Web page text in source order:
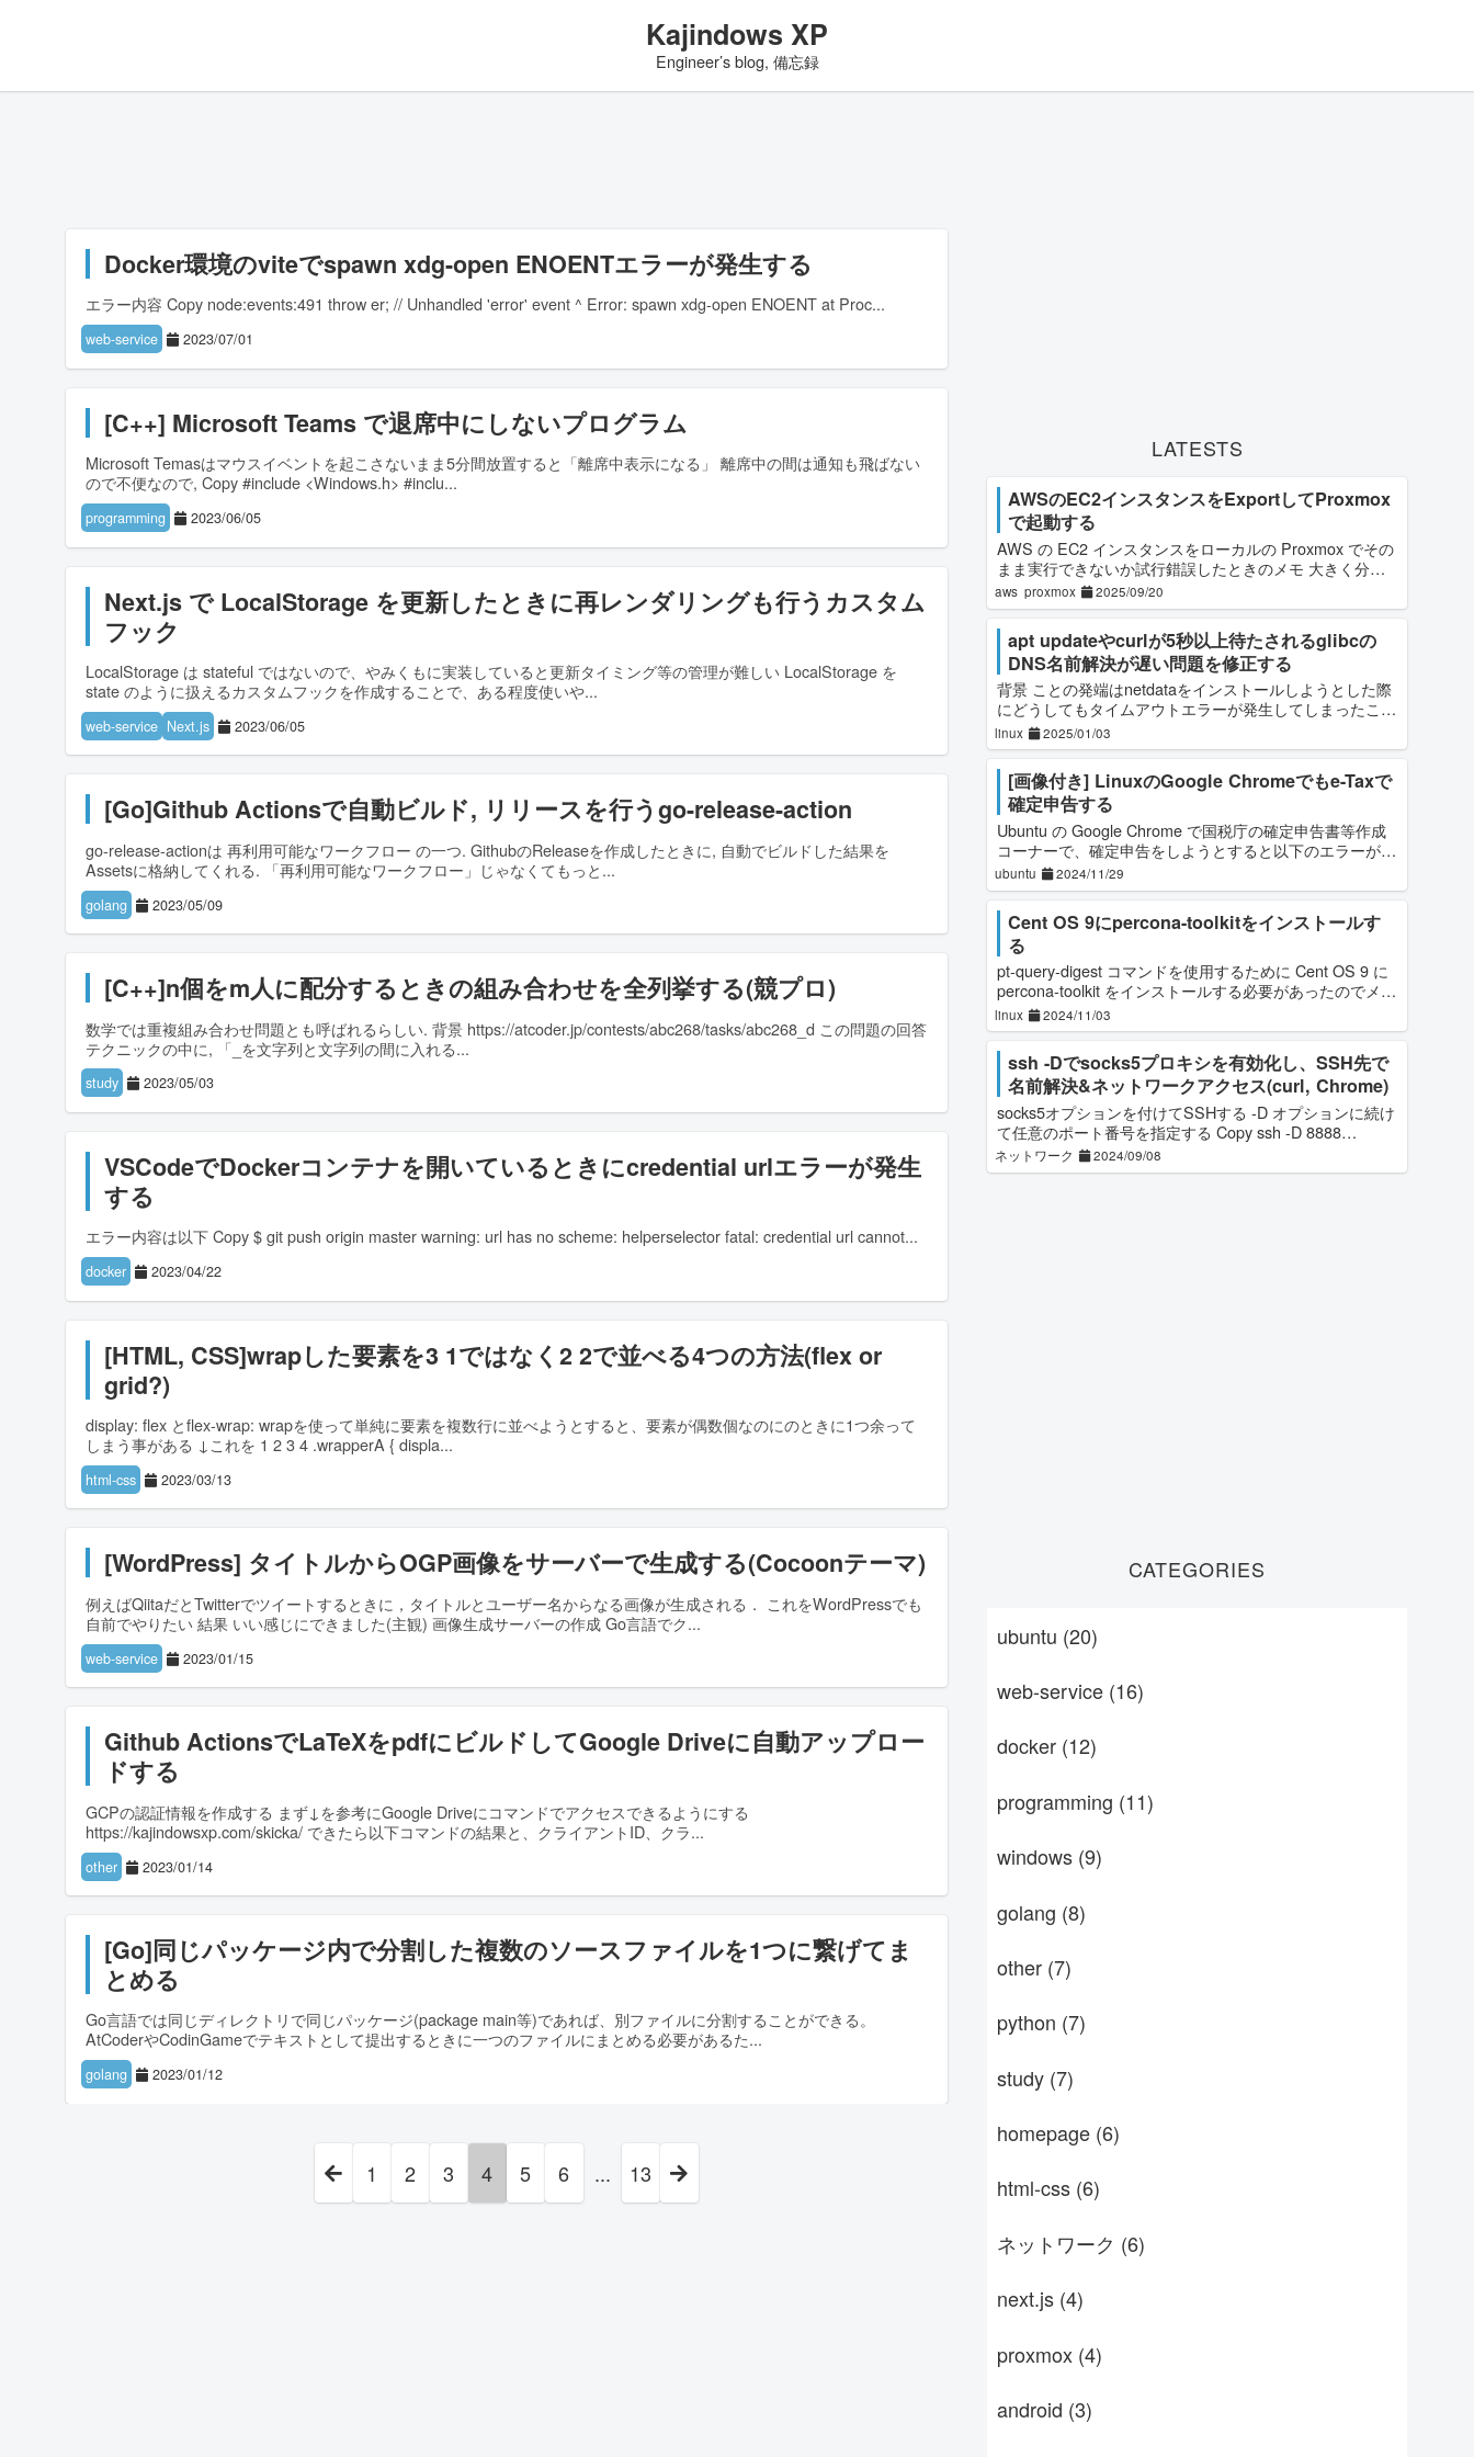
Kajindows XP
Engineer’s blog, 備忘録
Docker環境のviteでspawn xdg-open ENOENTエラーが発生する
エラー内容 Copy node:events:491 throw er; // Unhandled 'error' event ^ Error: spawn xdg-open ENOENT at Proc
web-service 2023/07/01
[C++] Microsoft Teams で退席中にしないプログラム
Microsoft Temasはマウスイベントを起こさないまま5分間放置すると「離席中表示になる」 離席中の間は通知も飛ばない
ので不便なので, Copy #include <Windows.h> #inclu
programming 2023/06/05
Next.js で LocalStorage を更新したときに再レンダリングも行うカスタム
フック
LocalStorage は stateful ではないので、やみくもに実装していると更新タイミング等の管理が難しい LocalStorage を
state のように扱えるカスタムフックを作成することで、ある程度使いや
web-service Next.js 2023/06/05
[Go]Github Actionsで自動ビルド, リリースを行うgo-release-action
go-release-actionは 再利用可能なワークフロー の一つ. GithubのReleaseを作成したときに, 自動でビルドした結果を
Assetsに格納してくれる. 「再利用可能なワークフロー」じゃなくてもっと
golang 2023/05/09
[C++]n個をm人に配分するときの組み合わせを全列挙する(競プロ)
数学では重複組み合わせ問題とも呼ばれるらしい. 背景 https://atcoder.jp/contests/abc268/tasks/abc268_d この問題の回答
テクニックの中に, 「_を文字列と文字列の間に入れる
study 2023/05/03
VSCodeでDockerコンテナを開いているときにcredential urlエラーが発生
する
エラー内容は以下 Copy $ git push origin master warning: url has no scheme: helperselector fatal: credential url cannot
docker 2023/04/22
[HTML, CSS]wrapした要素を3 1ではなく2 2で並べる4つの方法(flex or
grid?)
display: flex とflex-wrap: wrapを使って単純に要素を複数行に並べようとすると、要素が偶数個なのにのときに1つ余って
しまう事がある ↓これを 1 2 3 4 .wrapperA { displa
html-css 2023/03/13
[WordPress] タイトルからOGP画像をサーバーで生成する(Cocoonテーマ)
例えばQiitaだとTwitterでツイートするときに，タイトルとユーザー名からなる画像が生成される． これをWordPressでも
自前でやりたい 結果 いい感じにできました(主観) 画像生成サーバーの作成 Go言語でク
web-service 2023/01/15
Github ActionsでLaTeXをpdfにビルドしてGoogle Driveに自動アップロー
ドする
GCPの認証情報を作成する まず↓を参考にGoogle Driveにコマンドでアクセスできるようにする
https://kajindowsxp.com/skicka/ できたら以下コマンドの結果と、クライアントID、クラ
other 2023/01/14
[Go]同じパッケージ内で分割した複数のソースファイルを1つに繋げてま
とめる
Go言語では同じディレクトリで同じパッケージ(package main等)であれば、別ファイルに分割することができる。
AtCoderやCodinGameでテキストとして提出するときに一つのファイルにまとめる必要があるた
golang 2023/01/12
1 2 3 4 5 6 ... 13
LATESTS
AWSのEC2インスタンスをExportしてProxmox
で起動する
AWS の EC2 インスタンスをローカルの Proxmox でその
まま実行できないか試行錯誤したときのメモ 大きく分け
て以下のステップを踏む EC2 コンテナの AMI 作成 AMI
から S3 に
aws proxmox 2025/09/20
apt updateやcurlが5秒以上待たされるglibcの
DNS名前解決が遅い問題を修正する
背景 ことの発端はnetdataをインストールしようとした際
にどうしてもタイムアウトエラーが発生してしまったこ
と。 Copy $ sudo /usr/sbin/netdatacli reload-cl
linux 2025/01/03
[画像付き] LinuxのGoogle Chromeでもe-Taxで
確定申告する
Ubuntu の Google Chrome で国税庁の確定申告書等作成
コーナーで、確定申告をしようとすると以下のエラーが発
生して次に進めなくなる。 ご利用のパソコン環境（OS/ブ
ラウザ）は、QR コ
ubuntu 2024/11/29
Cent OS 9にpercona-toolkitをインストールす
る
pt-query-digest コマンドを使用するために Cent OS 9 に
percona-toolkit をインストールする必要があったのでメ
モ。最初に Percona リポジトリを管理するツ
linux 2024/11/03
ssh -Dでsocks5プロキシを有効化し、SSH先で
名前解決&ネットワークアクセス(curl, Chrome)
socks5オプションを付けてSSHする -D オプションに続け
て任意のポート番号を指定する Copy ssh -D 8888
user@111.111.111.111
ネットワーク 2024/09/08
CATEGORIES
ubuntu (20)
web-service (16)
docker (12)
programming (11)
windows (9)
golang (8)
other (7)
python (7)
study (7)
homepage (6)
html-css (6)
ネットワーク (6)
next.js (4)
proxmox (4)
android (3)